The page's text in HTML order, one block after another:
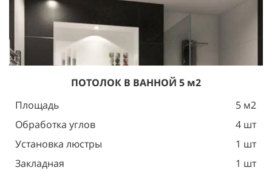
ПОТОЛОК В ВАННОЙ 5 м2
Площадь
5 м2
Обработка углов
4 шт
Установка люстры
1 шт
Закладная
1 шт